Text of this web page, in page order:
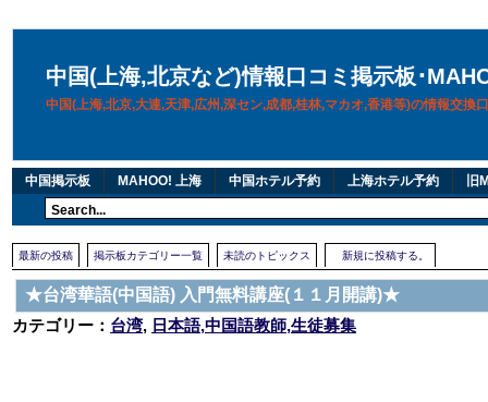
中国(上海,北京など)情報口コミ掲示板･
中国(上海,北京,大連,天津,広州,深セン,成都,桂林,マカオ,香港等)の情報交換
中国掲示板 MAHOO! 上海 中国ホテル予約 上海ホテル予約 旧
最新の投稿 掲示板カテゴリー一覧 未読のトピックス 新規に投稿する。
★台湾華語(中国語) 入門無料講座(１１月開講)★
カテゴリー： 台湾, 日本語,中国語教師,生徒募集